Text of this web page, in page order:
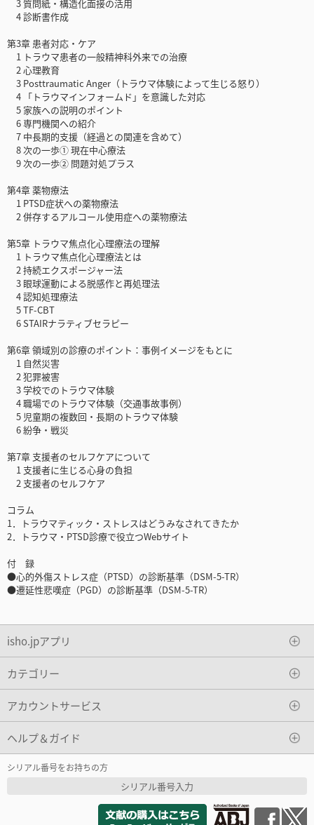
3 質問紙・構造化面接の活用
4 診断書作成
第3章 患者対応・ケア
1 トラウマ患者の一般精神科外来での治療
2 心理教育
3 Posttraumatic Anger（トラウマ体験によって生じる怒り）
4 「トラウマインフォームド」を意識した対応
5 家族への説明のポイント
6 専門機関への紹介
7 中長期的支援（経過との関連を含めて）
8 次の一歩① 現在中心療法
9 次の一歩② 問題対処プラス
第4章 薬物療法
1 PTSD症状への薬物療法
2 併存するアルコール使用症への薬物療法
第5章 トラウマ焦点化心理療法の理解
1 トラウマ焦点化心理療法とは
2 持続エクスポージャー法
3 眼球運動による脱感作と再処理法
4 認知処理療法
5 TF-CBT
6 STAIRナラティブセラピー
第6章 領域別の診療のポイント：事例イメージをもとに
1 自然災害
2 犯罪被害
3 学校でのトラウマ体験
4 職場でのトラウマ体験（交通事故事例）
5 児童期の複数回・長期のトラウマ体験
6 紛争・戦災
第7章 支援者のセルフケアについて
1 支援者に生じる心身の負担
2 支援者のセルフケア
コラム
1．トラウマティック・ストレスはどうみなされてきたか
2．トラウマ・PTSD診療で役立つWebサイト
付 録
●心的外傷ストレス症（PTSD）の診断基準（DSM-5-TR）
●遷延性悲嘆症（PGD）の診断基準（DSM-5-TR）
isho.jpアプリ
カテゴリー
アカウントサービス
ヘルプ＆ガイド
シリアル番号をお持ちの方
シリアル番号入力